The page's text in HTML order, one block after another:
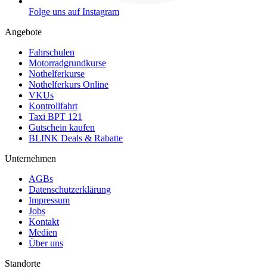
Folge uns auf Instagram
Angebote
Fahrschulen
Motorradgrundkurse
Nothelferkurse
Nothelferkurs Online
VKUs
Kontrollfahrt
Taxi BPT 121
Gutschein kaufen
BLINK Deals & Rabatte
Unternehmen
AGBs
Datenschutzerklärung
Impressum
Jobs
Kontakt
Medien
Über uns
Standorte